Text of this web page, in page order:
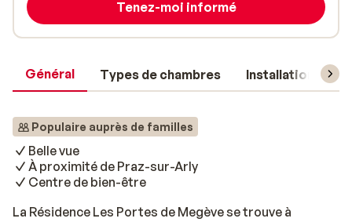
Général Types de chambres Installations
Populaire auprès de familles
Belle vue
À proximité de Praz-sur-Arly
Centre de bien-être
La Résidence Les Portes de Megève se trouve à
Tenez-moi informé